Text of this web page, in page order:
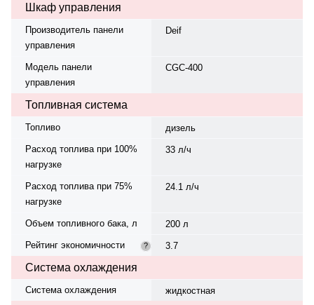
Шкаф управления
Производитель панели
управления
Deif
Модель панели
управления
CGC-400
Топливная система
Топливо
дизель
Расход топлива при 100%
нагрузке
33 л/ч
Расход топлива при 75%
нагрузке
24.1 л/ч
Объем топливного бака, л
200 л
Рейтинг экономичности
? 3.7
Система охлаждения
Система охлаждения жидкостная